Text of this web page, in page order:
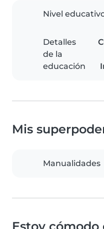
Nivel
Detalles
de la
educación
Mis
Manualidades